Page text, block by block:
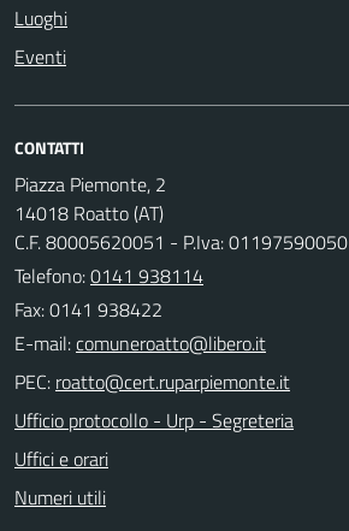
Luoghi
Eventi
CONTATTI
Piazza Piemonte, 2
14018 Roatto (AT)
C.F. 80005620051 - P.Iva: 01197590050
Telefono:0141 938114
Fax: 0141 938422
E-mail:
PEC:
Ufficio protocollo - Urp - Segreteria
Uffici e orari
Numeri utili